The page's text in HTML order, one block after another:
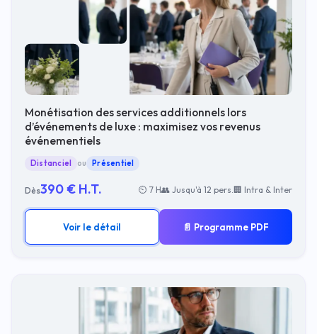
Monétisation des services additionnels lors
d’événements de luxe : maximisez vos revenus
événementiels
Distanciel ou Présentiel
Dès390 € H.T. ⏲ 7 H👥 Jusqu'à 12 pers. 🏢 Intra & Inter
Voir le détail 📄 Programme PDF